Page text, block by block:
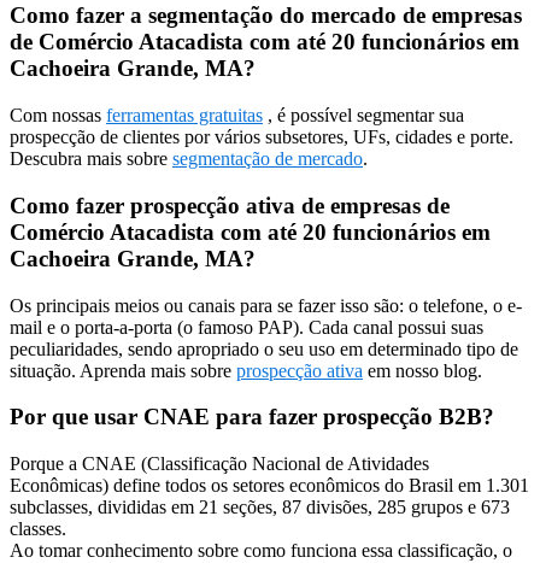
Como fazer a segmentação do mercado de empresas
de Comércio Atacadista com até 20 funcionários em
Cachoeira Grande, MA?
Com nossas ferramentas gratuitas , é possível segmentar sua
prospecção de clientes por vários subsetores, UFs, cidades e porte.
Descubra mais sobre segmentação de mercado.
Como fazer prospecção ativa de empresas de
Comércio Atacadista com até 20 funcionários em
Cachoeira Grande, MA?
Os principais meios ou canais para se fazer isso são: o telefone, o e-
mail e o porta-a-porta (o famoso PAP). Cada canal possui suas
peculiaridades, sendo apropriado o seu uso em determinado tipo de
situação. Aprenda mais sobre prospecção ativa em nosso blog.
Por que usar CNAE para fazer prospecção B2B?
Porque a CNAE (Classificação Nacional de Atividades
Econômicas) define todos os setores econômicos do Brasil em 1.301
subclasses, divididas em 21 seções, 87 divisões, 285 grupos e 673
classes.
Ao tomar conhecimento sobre como funciona essa classificação, o